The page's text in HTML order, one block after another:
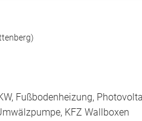
Fußbodenheizung,
KFZ Wallboxen